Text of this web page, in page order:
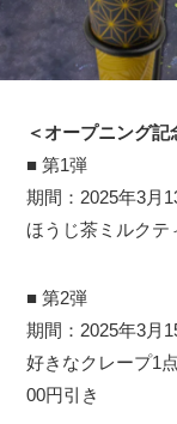
＜オープニング記
■ 第1弾
期間：2025年3月
ほうじ茶ミルクテ
■ 第2弾
期間：2025年3月
好きなクレープ1
00円引き